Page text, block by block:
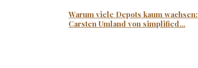
Warum viele Depots kaum wachsen:
Carsten Umland von simplified...